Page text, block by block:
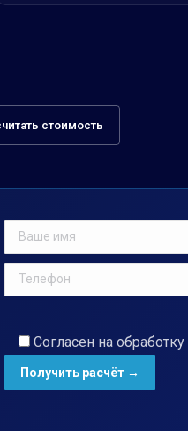
стоимость
Согласен на обработку